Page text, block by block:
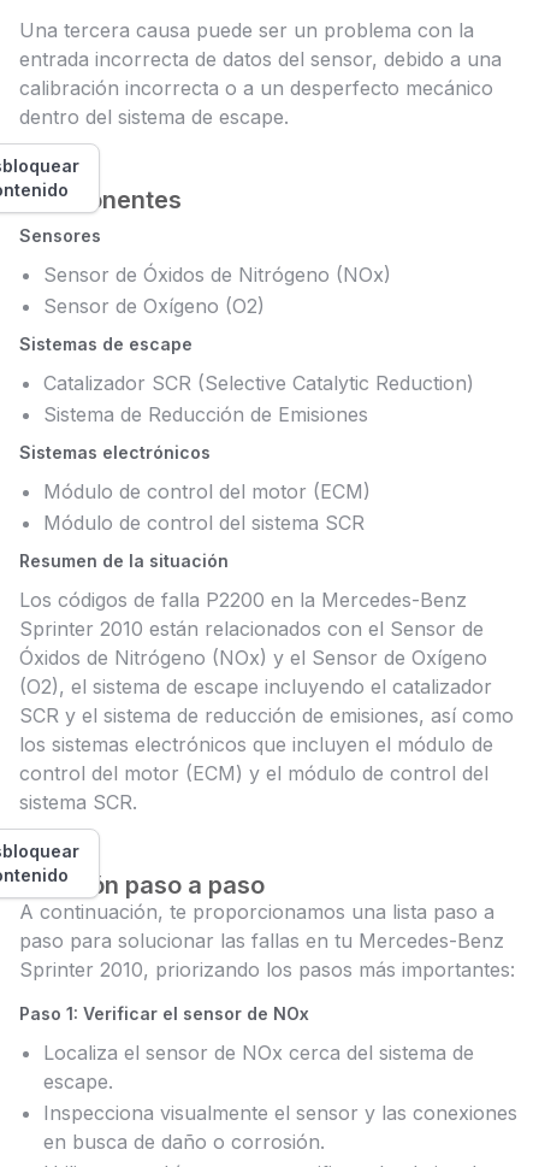
Una tercera causa puede ser un problema con la
entrada incorrecta de datos del sensor, debido a una
calibración incorrecta o a un desperfecto mecánico
dentro del sistema de escape.
Componentes
Sensores
Sensor de Óxidos de Nitrógeno (NOx)
Sensor de Oxígeno (O2)
Sistemas de escape
Catalizador SCR (Selective Catalytic Reduction)
Sistema de Reducción de Emisiones
Sistemas electrónicos
Módulo de control del motor (ECM)
Módulo de control del sistema SCR
Resumen de la situación
Los códigos de falla P2200 en la Mercedes-Benz
Sprinter 2010 están relacionados con el Sensor de
Óxidos de Nitrógeno (NOx) y el Sensor de Oxígeno
(O2), el sistema de escape incluyendo el catalizador
SCR y el sistema de reducción de emisiones, así como
los sistemas electrónicos que incluyen el módulo de
control del motor (ECM) y el módulo de control del
sistema SCR.
Solución paso a paso
A continuación, te proporcionamos una lista paso a
paso para solucionar las fallas en tu Mercedes-Benz
Sprinter 2010, priorizando los pasos más importantes:
Paso 1: Verificar el sensor de NOx
Localiza el sensor de NOx cerca del sistema de
escape.
Inspecciona visualmente el sensor y las conexiones
en busca de daño o corrosión.